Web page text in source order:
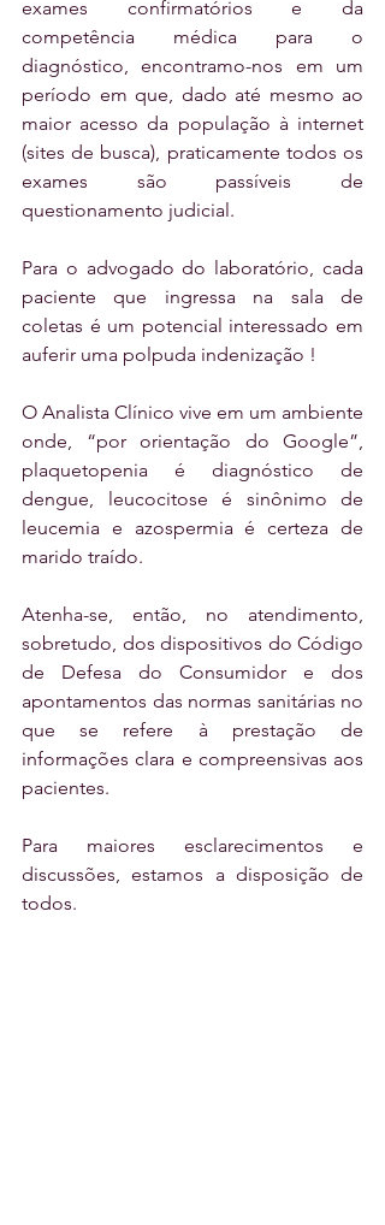
exames confirmatórios e da
competência médica para o
diagnóstico, encontramo-nos em um
período em que, dado até mesmo ao
maior acesso da população à internet
(sites de busca), praticamente todos os
exames são passíveis de
questionamento judicial.
Para o advogado do laboratório, cada
paciente que ingressa na sala de
coletas é um potencial interessado em
auferir uma polpuda indenização !
O Analista Clínico vive em um ambiente
onde, “por orientação do Google”,
plaquetopenia é diagnóstico de
dengue, leucocitose é sinônimo de
leucemia e azospermia é certeza de
marido traído.
Atenha-se, então, no atendimento,
sobretudo, dos dispositivos do Código
de Defesa do Consumidor e dos
apontamentos das normas sanitárias no
que se refere à prestação de
informações clara e compreensivas aos
pacientes.
Para maiores esclarecimentos e
discussões, estamos a disposição de
todos.